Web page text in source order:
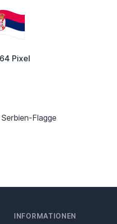
Pixel
Flagge
INFORMATIONEN